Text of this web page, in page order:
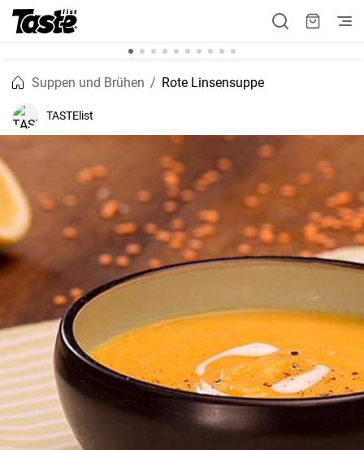
Suppen und Brühen Rote Linsensuppe
TASTElist